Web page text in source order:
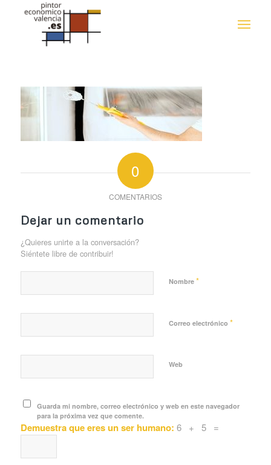
0
COMENTARIOS
Dejar un comentario
¿Quieres unirte a la conversación?
Siéntete libre de contribuir!
Nombre *
Correo electrónico *
Web
Guarda mi nombre, correo electrónico y web en este navegador
para la próxima vez que comente.
Demuestra que eres un ser humano: 6 + 5 =